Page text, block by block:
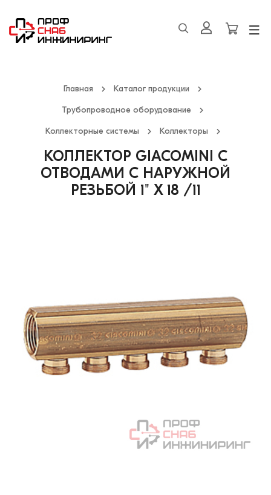
Главная Каталог продукции
Трубопроводное оборудование
Коллекторные системы Коллекторы
КОЛЛЕКТОР GIACOMINI С
ОТВОДАМИ С НАРУЖНОЙ
РЕЗЬБОЙ 1" X 18 /11